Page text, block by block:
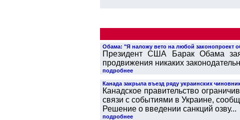
Обама: "Я наложу вето на любой законопроект
Президент США Барак Обама
продвижения никаких
подробнее
Канада закрыла въезд ряду украинских
Канадское правительство
связи с событиями в Украине,
Решение о введении санкций озву...
подробнее